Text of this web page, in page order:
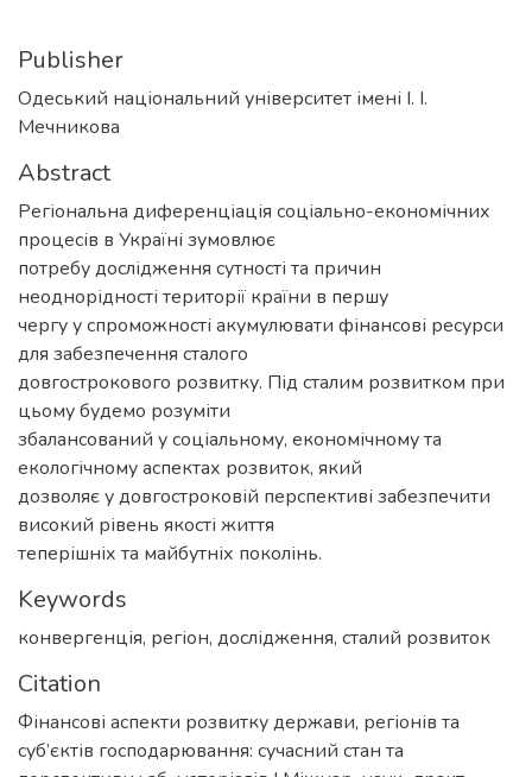
Publisher
Одеський національний університет імені І. І.
Мечникова
Abstract
Регіональна диференціація соціально-економічних
процесів в Україні зумовлює
потребу дослідження сутності та причин
неоднорідності території країни в першу
чергу у спроможності акумулювати фінансові ресурси
для забезпечення сталого
довгострокового розвитку. Під сталим розвитком при
цьому будемо розуміти
збалансований у соціальному, економічному та
екологічному аспектах розвиток, який
дозволяє у довгостроковій перспективі забезпечити
високий рівень якості життя
теперішніх та майбутніх поколінь.
Keywords
конвергенція, регіон, дослідження, сталий розвиток
Citation
Фінансові аспекти розвитку держави, регіонів та
суб’єктів господарювання: сучасний стан та